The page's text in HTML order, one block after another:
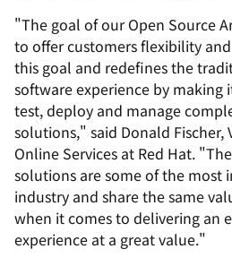
"The goal of our Open Source
to offer customers flexibility
this goal and redefines the
software experience by making
test, deploy and manage
solutions," said Donald Fischer,
Online Services at Red Hat.
solutions are some of the most
industry and share the same
when it comes to delivering an
experience at a great value."